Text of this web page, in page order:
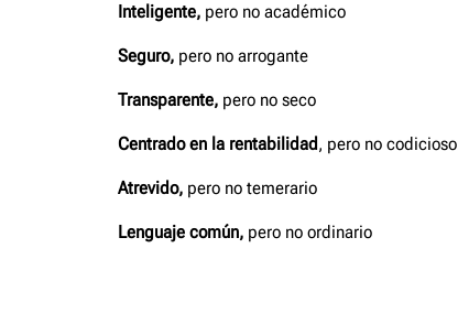
Inteligente, pero no académico​
Seguro, pero no arrogante​
Transparente, pero no seco​
Centrado en la rentabilidad, pero no codicioso​
Atrevido, pero no temerario​
Lenguaje común, pero no ordinario